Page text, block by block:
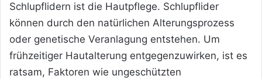
Schlupflidern ist die Hautpflege. Schlupflider
können durch den natürlichen Alterungsprozess
oder genetische Veranlagung entstehen. Um
frühzeitiger Hautalterung entgegenzuwirken, ist es
ratsam, Faktoren wie ungeschützten